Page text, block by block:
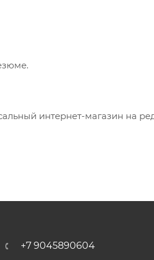
интернет-магазин на
+7 9045890604